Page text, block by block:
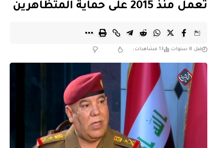
تعمل منذ 2015 على حماية المتظاهرين
قبل 8 سنوات 13 مشاهدات